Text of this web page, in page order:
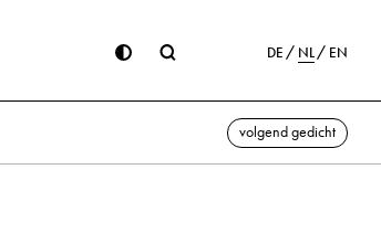
DE NL EN
volgend gedicht